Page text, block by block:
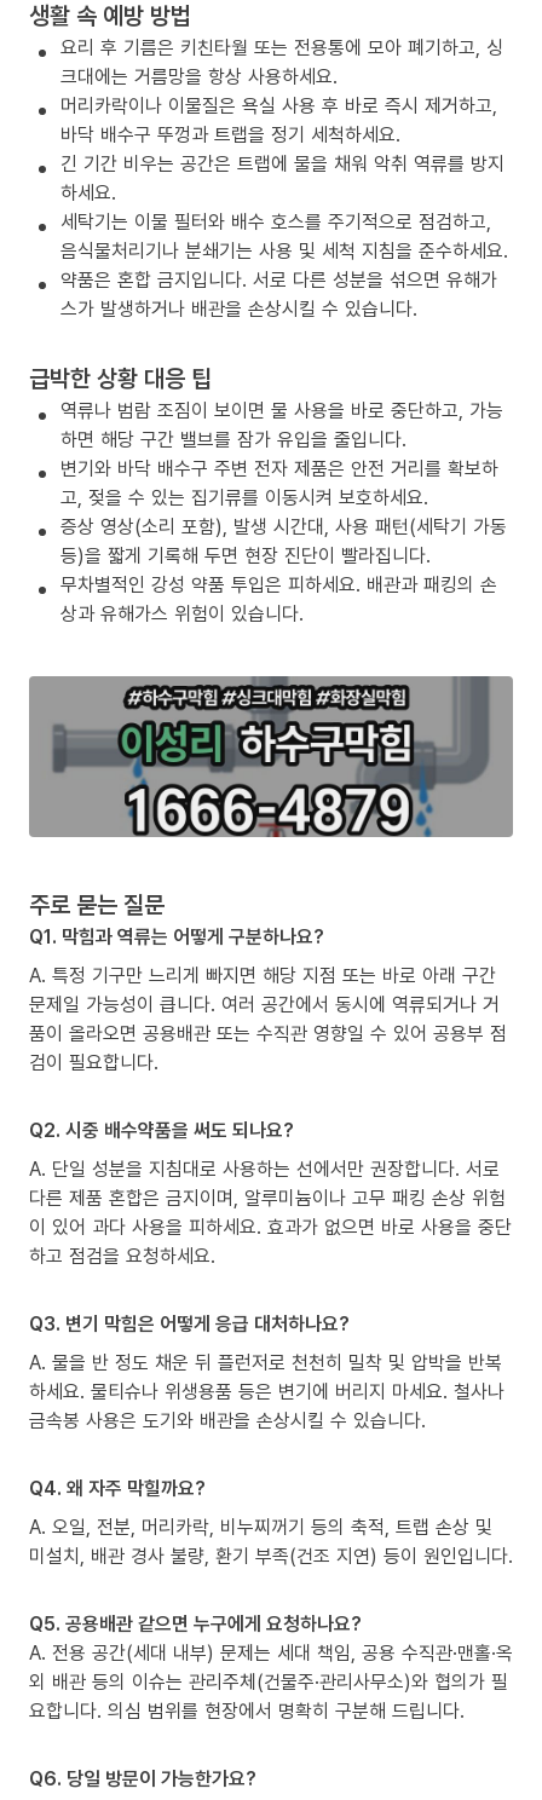
생활 속 예방 방법
요리 후 기름은 키친타월 또는 전용통에 모아 폐기하고, 싱
크대에는 거름망을 항상 사용하세요.
머리카락이나 이물질은 욕실 사용 후 바로 즉시 제거하고,
바닥 배수구 뚜껑과 트랩을 정기 세척하세요.
긴 기간 비우는 공간은 트랩에 물을 채워 악취 역류를 방지
하세요.
세탁기는 이물 필터와 배수 호스를 주기적으로 점검하고,
음식물처리기나 분쇄기는 사용 및 세척 지침을 준수하세요.
약품은 혼합 금지입니다. 서로 다른 성분을 섞으면 유해가
스가 발생하거나 배관을 손상시킬 수 있습니다.
급박한 상황 대응 팁
역류나 범람 조짐이 보이면 물 사용을 바로 중단하고, 가능
하면 해당 구간 밸브를 잠가 유입을 줄입니다.
변기와 바닥 배수구 주변 전자 제품은 안전 거리를 확보하
고, 젖을 수 있는 집기류를 이동시켜 보호하세요.
증상 영상(소리 포함), 발생 시간대, 사용 패턴(세탁기 가동
등)을 짧게 기록해 두면 현장 진단이 빨라집니다.
무차별적인 강성 약품 투입은 피하세요. 배관과 패킹의 손
상과 유해가스 위험이 있습니다.
주로 묻는 질문
Q1. 막힘과 역류는 어떻게 구분하나요?
A. 특정 기구만 느리게 빠지면 해당 지점 또는 바로 아래 구간
문제일 가능성이 큽니다. 여러 공간에서 동시에 역류되거나 거
품이 올라오면 공용배관 또는 수직관 영향일 수 있어 공용부 점
검이 필요합니다.
Q2. 시중 배수약품을 써도 되나요?
A. 단일 성분을 지침대로 사용하는 선에서만 권장합니다. 서로
다른 제품 혼합은 금지이며, 알루미늄이나 고무 패킹 손상 위험
이 있어 과다 사용을 피하세요. 효과가 없으면 바로 사용을 중단
하고 점검을 요청하세요.
Q3. 변기 막힘은 어떻게 응급 대처하나요?
A. 물을 반 정도 채운 뒤 플런저로 천천히 밀착 및 압박을 반복
하세요. 물티슈나 위생용품 등은 변기에 버리지 마세요. 철사나
금속봉 사용은 도기와 배관을 손상시킬 수 있습니다.
Q4. 왜 자주 막힐까요?
A. 오일, 전분, 머리카락, 비누찌꺼기 등의 축적, 트랩 손상 및
미설치, 배관 경사 불량, 환기 부족(건조 지연) 등이 원인입니다.
Q5. 공용배관 같으면 누구에게 요청하나요?
A. 전용 공간(세대 내부) 문제는 세대 책임, 공용 수직관·맨홀·옥
외 배관 등의 이슈는 관리주체(건물주·관리사무소)와 협의가 필
요합니다. 의심 범위를 현장에서 명확히 구분해 드립니다.
Q6. 당일 방문이 가능한가요?